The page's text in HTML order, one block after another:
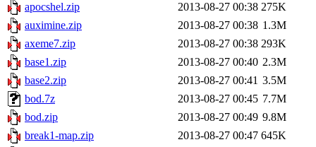
apocshel.zip
2013-08-27 00:38 275K
auximine.zip
2013-08-27 00:38 1.3M
axeme7.zip
2013-08-27 00:38 293K
base1.zip
2013-08-27 00:40 2.3M
base2.zip
2013-08-27 00:41 3.5M
bod.7z
2013-08-27 00:45 7.7M
bod.zip
2013-08-27 00:49 9.8M
break1-map.zip
2013-08-27 00:47 645K